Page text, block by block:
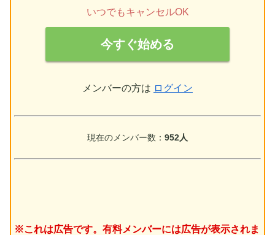
いつでもキャンセルOK
今すぐ始める
メンバーの方は ログイン
現在のメンバー数： 952人
※これは広告です。有料メンバーには広告が表示されま